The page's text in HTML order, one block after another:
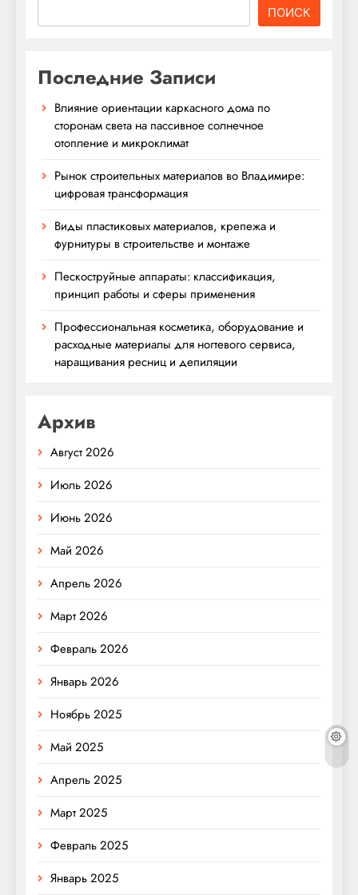
ПОИСК
Последние Записи
Влияние ориентации каркасного дома по
сторонам света на пассивное солнечное
отопление и микроклимат
Рынок строительных материалов во Владимире:
цифровая трансформация
Виды пластиковых материалов, крепежа и
фурнитуры в строительстве и монтаже
Пескоструйные аппараты: классификация,
принцип работы и сферы применения
Профессиональная косметика, оборудование и
расходные материалы для ногтевого сервиса,
наращивания ресниц и депиляции
Архив
Август 2026
Июль 2026
Июнь 2026
Май 2026
Апрель 2026
Март 2026
Февраль 2026
Январь 2026
Ноябрь 2025
Май 2025
Апрель 2025
Март 2025
Февраль 2025
Январь 2025